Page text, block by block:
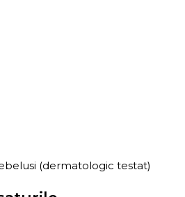
(dermatologic testat)